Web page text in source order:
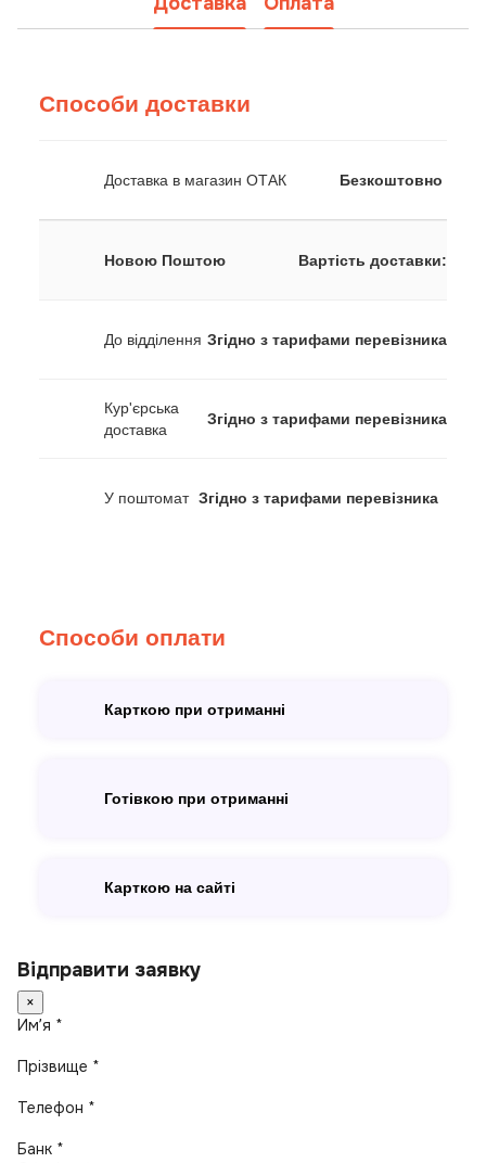
Способи доставки
Доставка в магазин ОТАК Безкоштовно
Новою Поштою Вартість доставки:
До відділення Згідно з тарифами перевізника
Кур'єрська
доставка
Згідно з тарифами перевізника
У поштомат Згідно з тарифами перевізника
Способи оплати
Карткою при отриманні
Готівкою при отриманні
Карткою на сайті
Відправити заявку
×
Имʼя *
Прізвище *
Телефон *
Банк *